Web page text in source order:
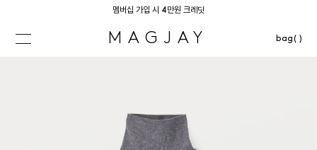
멤버십 가입 시 4만원 크레딧
MAGJAY bag( )